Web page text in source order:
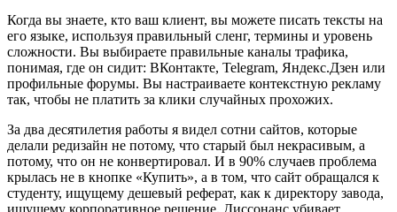
Когда вы знаете, кто ваш клиент, вы можете писать тексты на
его языке, используя правильный сленг, термины и уровень
сложности. Вы выбираете правильные каналы трафика,
понимая, где он сидит: ВКонтакте, Telegram, Яндекс.Дзен или
профильные форумы. Вы настраиваете контекстную рекламу
так, чтобы не платить за клики случайных прохожих.
За два десятилетия работы я видел сотни сайтов, которые
делали редизайн не потому, что старый был некрасивым, а
потому, что он не конвертировал. И в 90% случаев проблема
крылась не в кнопке «Купить», а в том, что сайт обращался к
студенту, ищущему дешевый реферат, как к директору завода,
ищущему корпоративное решение. Диссонанс убивает